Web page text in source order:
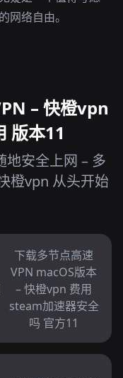
网络自由。
– 快橙vpn
版本11
地安全上网 – 多
橙vpn 从头开始
下载多节点高速
VPN macOS版本
– 快橙vpn 费用
steam加速器安全
吗 官方11